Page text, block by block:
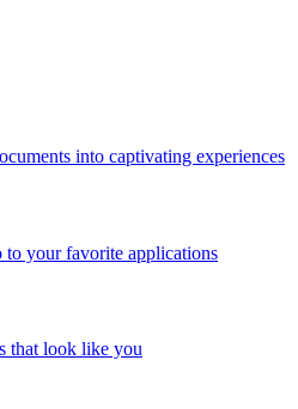
into captivating experiences
to your favorite applications
that look like you